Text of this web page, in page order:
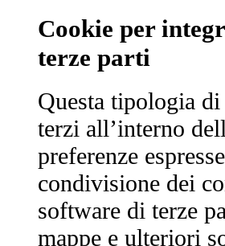
Cookie per
terze parti
Questa tipologia
terzi all’interno
preferenze
condivisione dei
software di terze
mappe e ulteriori